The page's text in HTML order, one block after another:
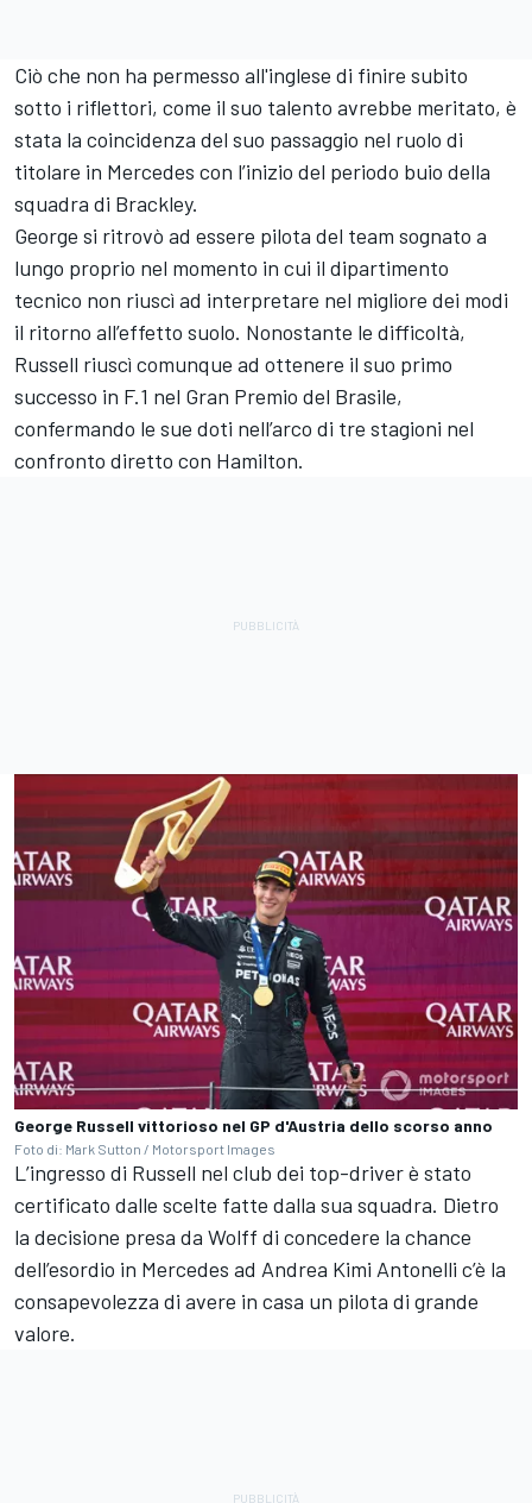
Ciò che non ha permesso all'inglese di finire subito
sotto i riflettori, come il suo talento avrebbe meritato, è
stata la coincidenza del suo passaggio nel ruolo di
titolare in Mercedes con l’inizio del periodo buio della
squadra di Brackley.
George si ritrovò ad essere pilota del team sognato a
lungo proprio nel momento in cui il dipartimento
tecnico non riuscì ad interpretare nel migliore dei modi
il ritorno all’effetto suolo. Nonostante le difficoltà,
Russell riuscì comunque ad ottenere il suo primo
successo in F.1 nel Gran Premio del Brasile,
confermando le sue doti nell’arco di tre stagioni nel
confronto diretto con Hamilton.
George Russell vittorioso nel GP d'Austria dello scorso anno
Foto di: Mark Sutton / Motorsport Images
L’ingresso di Russell nel club dei top-driver è stato
certificato dalle scelte fatte dalla sua squadra. Dietro
la decisione presa da Wolff di concedere la chance
dell’esordio in Mercedes ad Andrea Kimi Antonelli c’è la
consapevolezza di avere in casa un pilota di grande
valore.